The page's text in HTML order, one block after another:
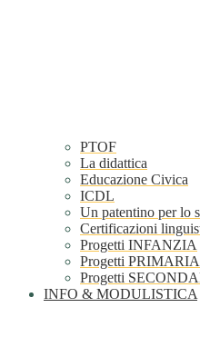
PTOF
La didattica
Educazione Civica
ICDL
Un patentino per lo
Certificazioni
Progetti INFANZIA
Progetti PRIMARIA
Progetti
INFO & MODULISTICA